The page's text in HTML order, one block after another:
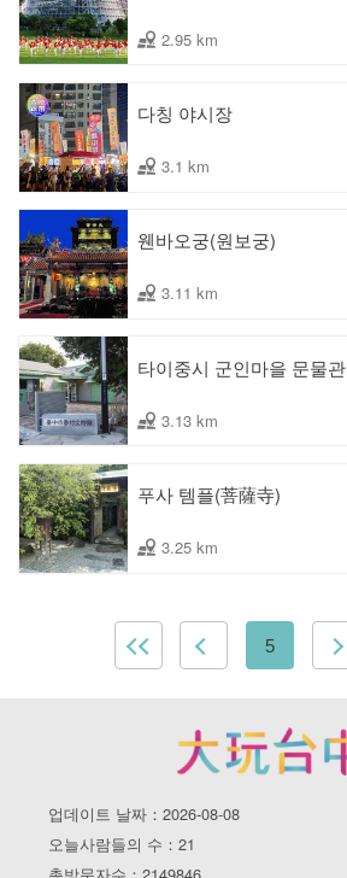
2.95 km
다칭 야시장
3.1 km
웬바오궁(원보궁)
3.11 km
타이중시 군인마을 문물관
3.13 km
푸사 템플(菩薩寺)
3.25 km
5
업데이트 날짜：2026-08-08
오늘사람들의 수：21